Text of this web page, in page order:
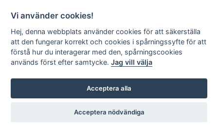
Sök
Vi använder cookies!
Hej, denna webbplats använder cookies för att säkerställa
att den fungerar korrekt och cookies i spårningssyfte för att
förstå hur du interagerar med den, spårningscookies
används först efter samtycke.Jag vill välja
Acceptera alla
Acceptera nödvändiga